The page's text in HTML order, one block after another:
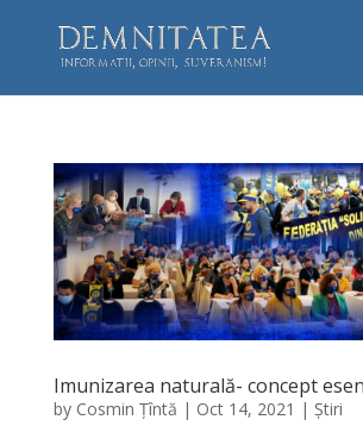
Imunizarea naturală- concept
by Cosmin Țîntă | Oct 14, 2021 | Știri